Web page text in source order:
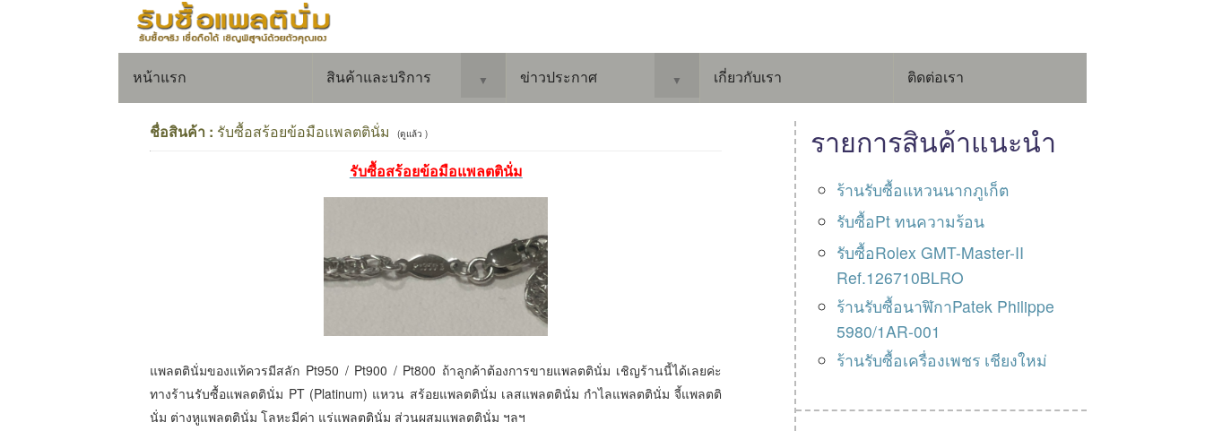
หน้าแรก สินค้าและบริการ ▼ ข่าวประกาศ ▼ เกี่ยวกับเรา ติดต่อเรา
ชื่อสินค้า : รับซื้อสร้อยข้อมือแพลตตินั่ม (ดูแล้ว )
รับซื้อสร้อยข้อมือแพลตตินั่ม
แพลตตินั่มของแท้ควรมีสลัก Pt950 / Pt900 / Pt800 ถ้าลูกค้าต้องการขายแพลตตินั่ม เชิญร้านนี้ได้เลยค่ะ
ทางร้านรับซื้อแพลตตินั่ม PT (Platinum) แหวน สร้อยแพลตตินั่ม เลสแพลตตินั่ม กำไลแพลตตินั่ม จี้แพลตติ
นั่ม ต่างหูแพลตตินั่ม โลหะมีค่า แร่แพลตตินั่ม ส่วนผสมแพลตตินั่ม ฯลฯ
รายการสินค้าแนะนำ
ร้านรับซื้อแหวนนากภูเก็ต
รับซื้อPt ทนความร้อน
รับซื้อRolex GMT-Master-II
Ref.126710BLRO
ร้านรับซื้อนาฬิกาPatek Philippe
5980/1AR-001
ร้านรับซื้อเครื่องเพชร เชียงใหม่